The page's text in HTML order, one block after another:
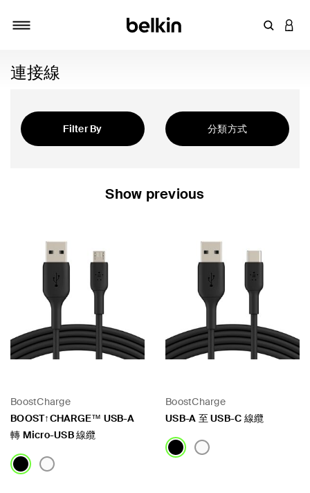
輸入關鍵
登入
連接線
Filter By
分類方式
Show previous
BoostCharge
BOOST↑CHARGE™ USB-A
轉 Micro-USB 線纜
BoostCharge
USB-A 至 USB-C 線纜